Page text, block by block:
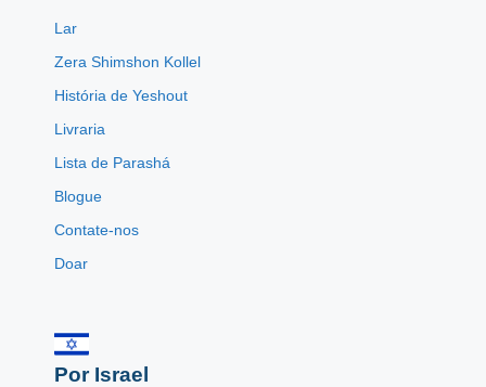
Lar
Zera Shimshon Kollel
História de Yeshout
Livraria
Lista de Parashá
Blogue
Contate-nos
Doar
Por Israel